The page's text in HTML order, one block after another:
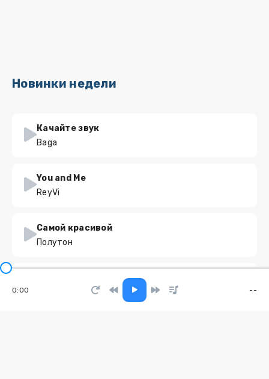
Новинки недели
Качайте звук
Baga
You and Me
ReyVi
Самой красивой
Полутон
BAKHADIROFF
0:00 --